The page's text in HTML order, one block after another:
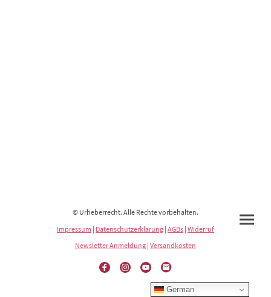
© Urheberrecht. Alle Rechte vorbehalten.
Impressum | Datenschutzerklärung | AGBs | Widerruf
Newsletter Anmeldung | Versandkosten
German